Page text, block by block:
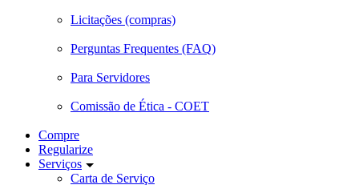
Licitações (compras)
Perguntas Frequentes (FAQ)
Para Servidores
Comissão de Ética - COET
Compre
Regularize
Serviços
Carta de Serviço